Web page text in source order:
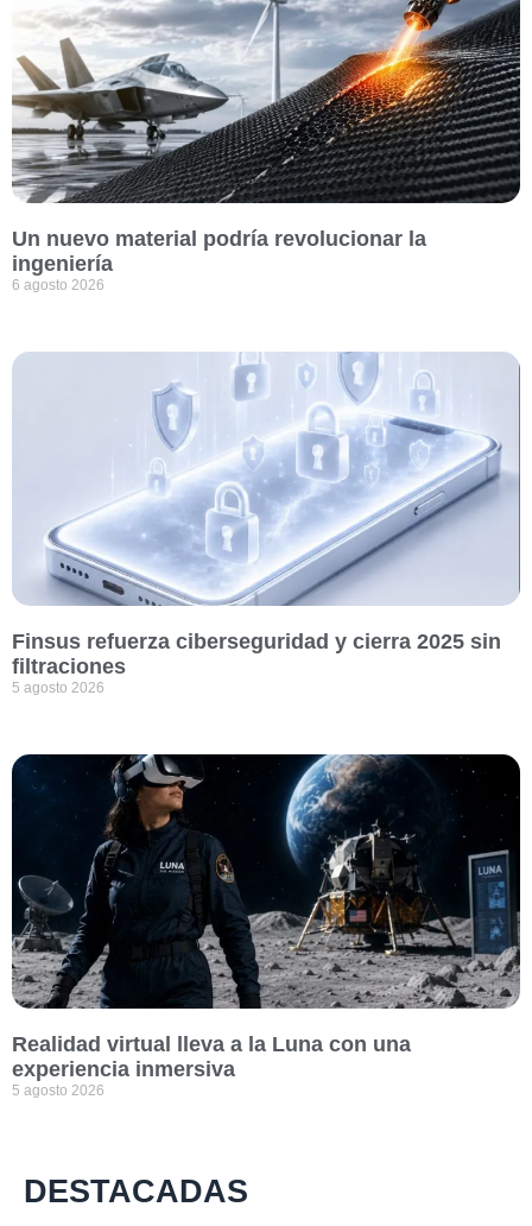
Un nuevo material podría revolucionar la
ingeniería
6 agosto 2026
Finsus refuerza ciberseguridad y cierra 2025 sin
filtraciones
5 agosto 2026
Realidad virtual lleva a la Luna con una
experiencia inmersiva
5 agosto 2026
DESTACADAS